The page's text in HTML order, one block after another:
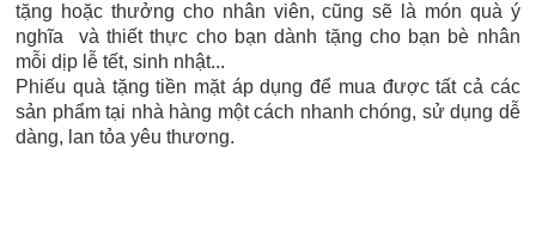
tặng hoặc thưởng cho nhân viên, cũng sẽ là món quà ý
nghĩa và thiết thực cho bạn dành tặng cho bạn bè nhân
mỗi dịp lễ tết, sinh nhật...
Phiếu quà tặng tiền mặt áp dụng để mua được tất cả các
sản phẩm tại nhà hàng một cách nhanh chóng, sử dụng dễ
dàng, lan tỏa yêu thương.